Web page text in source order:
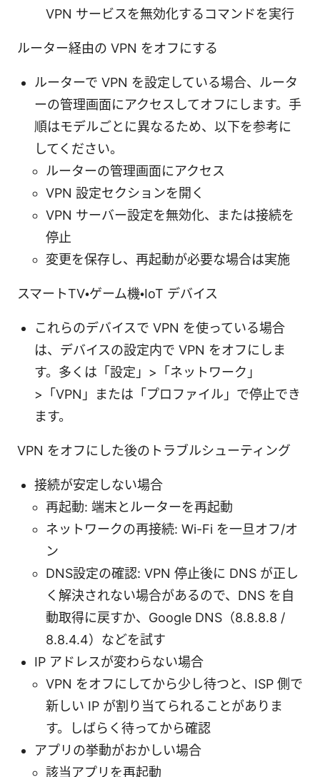
VPN サービスを無効化するコマンドを実行
ルーター経由の VPN をオフにする
ルーターで VPN を設定している場合、ルータ
ーの管理画面にアクセスしてオフにします。手
順はモデルごとに異なるため、以下を参考に
してください。
ルーターの管理画面にアクセス
VPN 設定セクションを開く
VPN サーバー設定を無効化、または接続を
停止
変更を保存し、再起動が必要な場合は実施
スマートTV・ゲーム機・IoT デバイス
これらのデバイスで VPN を使っている場合
は、デバイスの設定内で VPN をオフにしま
す。多くは「設定」>「ネットワーク」
>「VPN」または「プロファイル」で停止でき
ます。
VPN をオフにした後のトラブルシューティング
接続が安定しない場合
再起動: 端末とルーターを再起動
ネットワークの再接続: Wi-Fi を一旦オフ/オ
ン
DNS設定の確認: VPN 停止後に DNS が正し
く解決されない場合があるので、DNS を自
動取得に戻すか、Google DNS（8.8.8.8 /
8.8.4.4）などを試す
IP アドレスが変わらない場合
VPN をオフにしてから少し待つと、ISP 側で
新しい IP が割り当てられることがありま
す。しばらく待ってから確認
アプリの挙動がおかしい場合
該当アプリを再起動